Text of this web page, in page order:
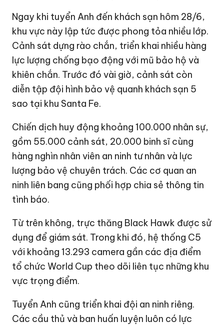
Ngay khi tuyển Anh đến khách sạn hôm 28/6,
khu vực này lập tức được phong tỏa nhiều lớp.
Cảnh sát dựng rào chắn, triển khai nhiều hàng
lực lượng chống bạo động với mũ bảo hộ và
khiên chắn. Trước đó vài giờ, cảnh sát còn
diễn tập đội hình bảo vệ quanh khách sạn 5
sao tại khu Santa Fe.
Chiến dịch huy động khoảng 100.000 nhân sự,
gồm 55.000 cảnh sát, 20.000 binh sĩ cùng
hàng nghìn nhân viên an ninh tư nhân và lực
lượng bảo vệ chuyên trách. Các cơ quan an
ninh liên bang cũng phối hợp chia sẻ thông tin
tình báo.
Từ trên không, trực thăng Black Hawk được sử
dụng để giám sát. Trong khi đó, hệ thống C5
với khoảng 13.293 camera gần các địa điểm
tổ chức World Cup theo dõi liên tục những khu
vực trọng điểm.
Tuyển Anh cũng triển khai đội an ninh riêng.
Các cầu thủ và ban huấn luyện luôn có lực